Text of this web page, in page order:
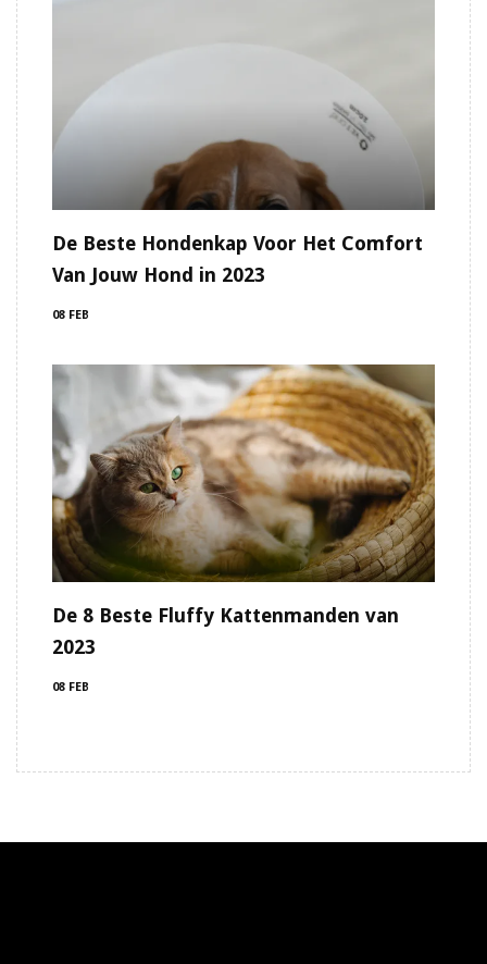
De Beste Hondenkap Voor Het Comfort
Van Jouw Hond in 2023
08 FEB
De 8 Beste Fluffy Kattenmanden van
2023
08 FEB